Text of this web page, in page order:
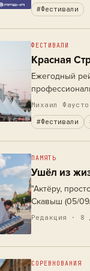
#Фестивали
ФЕСТИВАЛИ
Красная
Ежегодный
опубликован
рынка —
Михаил
#Фестивали
ПАМЯТЬ
Ушёл из
"Актёру,
Скавыш (05/
Редакция · 8
СОРЕВНОВАНИЯ